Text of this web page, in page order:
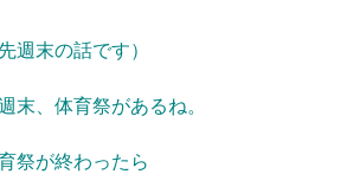
先週末の話です）
末、体育祭があるね。
祭が終わったら